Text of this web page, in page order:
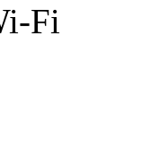
Fi